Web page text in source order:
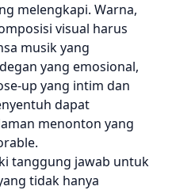
melengkapi. Warna,
visual harus
musik yang
yang emosional,
up yang intim dan
dapat
menonton yang
tanggung jawab untuk
tidak hanya